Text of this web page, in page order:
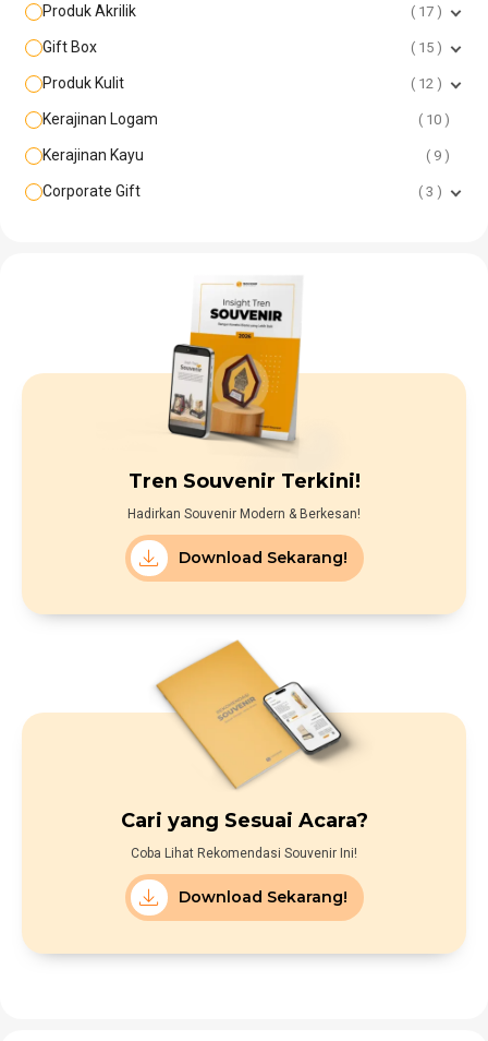
Produk Akrilik 17
Gift Box 15
Produk Kulit 12
Kerajinan Logam 10
Kerajinan Kayu 9
Corporate Gift 3
Tren Souvenir Terkini!
Hadirkan Souvenir Modern & Berkesan!
Download Sekarang!
Cari yang Sesuai Acara?
Coba Lihat Rekomendasi Souvenir Ini!
Download Sekarang!